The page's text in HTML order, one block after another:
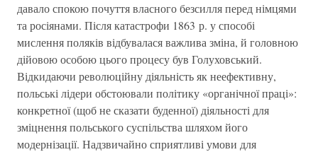
давало спокою почуття власного безсилля перед німцями
та росіянами. Після катастрофи 1863 р. у способі
мислення поляків відбувалася важлива зміна, й головною
дійовою особою цього процесу був Голуховський.
Відкидаючи революційну діяльність як неефективну,
польські лідери обстоювали політику «органічної праці»:
конкретної (щоб не сказати буденної) діяльності для
зміцнення польського суспільства шляхом його
модернізації. Надзвичайно сприятливі умови для